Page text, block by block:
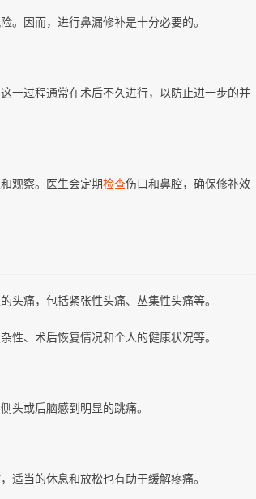
。因而，进行鼻漏修补是十分必要的。
一过程通常在术后不久进行，以防止进一步的并
观察。医生会定期检查伤口和鼻腔，确保修补效
头痛，包括紧张性头痛、丛集性头痛等。
性、术后恢复情况和个人的健康状况等。
头或后脑感到明显的跳痛。
适当的休息和放松也有助于缓解疼痛。